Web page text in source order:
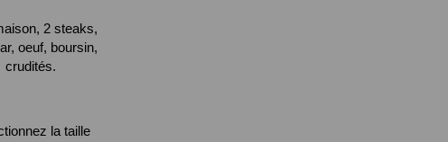
2 steaks,
oeuf, boursin,
crudités.
la taille